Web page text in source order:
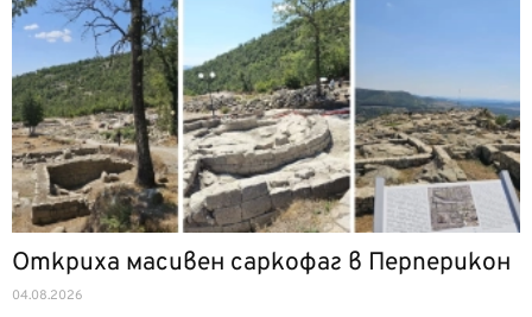
Откриха масивен саркофаг в Перперикон
04.08.2026